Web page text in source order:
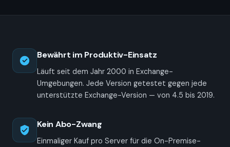
Bewährt im Produktiv-Einsatz
Läuft seit dem Jahr 2000 in Exchange-
Umgebungen. Jede Version getestet gegen jede
unterstützte Exchange-Version — von 4.5 bis 2019.
Kein Abo-Zwang
Einmaliger Kauf pro Server für die On-Premise-